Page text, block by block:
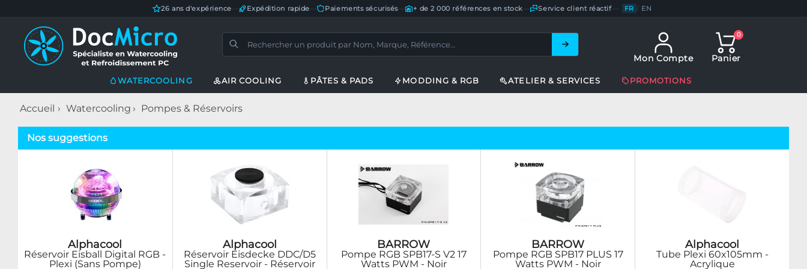
26 ans d'expérience Expédition rapide Paiements sécurisés— + de 2 000 références en stock Service client réactif— FR / EN
Mon Compte
0
Panier
WATERCOOLING AIR COOLING PÂTES & PADS MODDING & RGB ATELIER & SERVICES PROMOTIONS
Accueil Watercooling Pompes & Réservoirs
Nos suggestions
Alphacool
Réservoir Eisball Digital RGB -
Plexi (Sans Pompe)
Alphacool
Réservoir Eisdecke DDC/D5
Single Reservoir - Réservoir
BARROW
Pompe RGB SPB17-S V2 17
Watts PWM - Noir
BARROW
Pompe RGB SPB17 PLUS 17
Watts PWM - Noir
Alphacool
Tube Plexi 60x105mm -
Acrylique